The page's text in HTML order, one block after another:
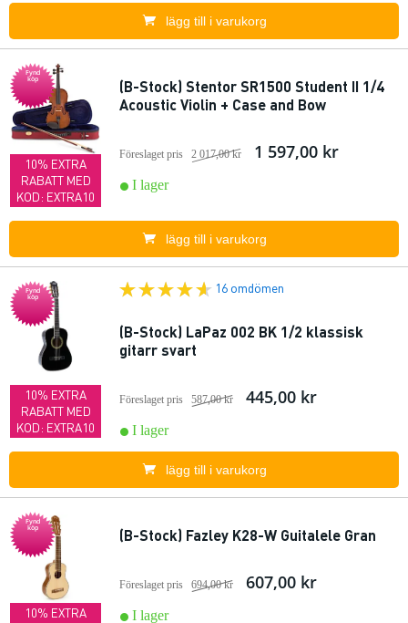
lägg till i varukorg
Fynd
köp
10% EXTRA
RABATT MED
KOD: EXTRA10
(B-Stock) Stentor SR1500 Student II 1/4
Acoustic Violin + Case and Bow
Föreslaget pris 2 017,00 kr 1 597,00 kr
I lager
lägg till i varukorg
Fynd
köp
10% EXTRA
RABATT MED
KOD: EXTRA10
16 omdömen
(B-Stock) LaPaz 002 BK 1/2 klassisk
gitarr svart
Föreslaget pris 587,00 kr 445,00 kr
I lager
lägg till i varukorg
Fynd
köp
10% EXTRA
(B-Stock) Fazley K28-W Guitalele Gran
Föreslaget pris 694,00 kr 607,00 kr
I lager